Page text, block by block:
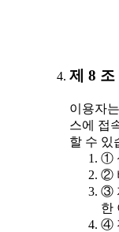
제 8
이용자
스에 접
할 수 있
①
②
③
한
④